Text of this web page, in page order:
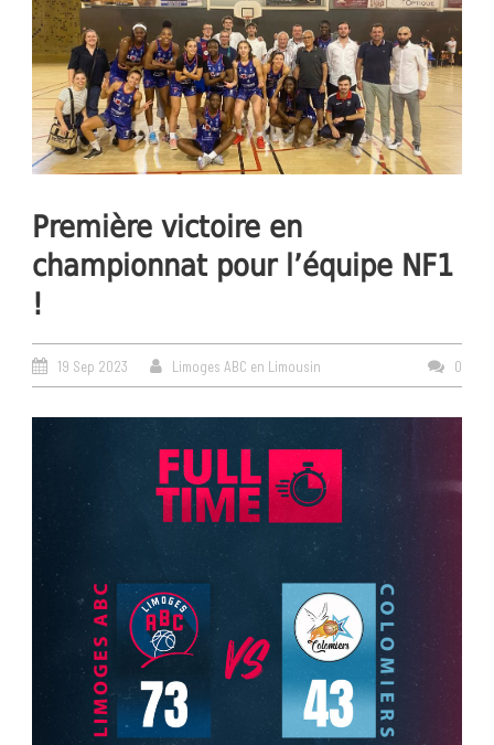
Première victoire en
championnat pour l’équipe NF1
!
19 Sep 2023 Limoges ABC en Limousin 0